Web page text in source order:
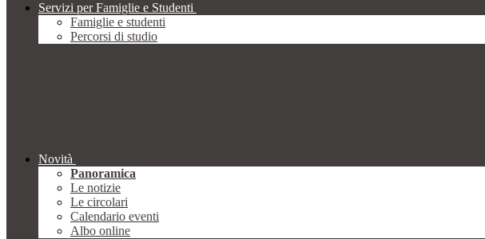
Servizi per Famiglie e Studenti
Famiglie e studenti
Percorsi di studio
Novità
Panoramica
Le notizie
Le circolari
Calendario eventi
Albo online